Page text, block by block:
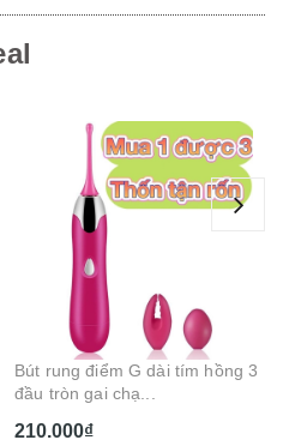
Gel bôi trơn hương trái cây 5 vị
Cam Cherry Dâu...
130.000₫